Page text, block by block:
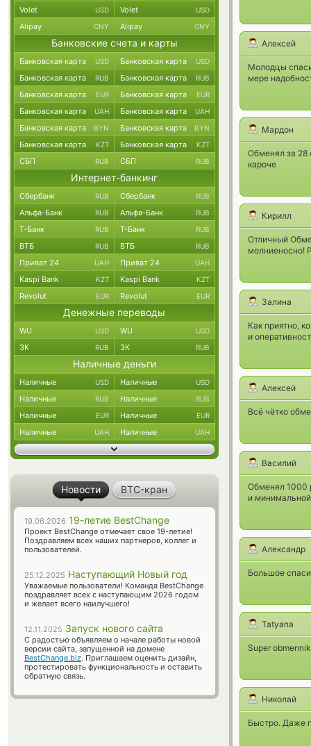
Алексей
Молодцы
мере
Мардон
Обменял за 28
кароче
Кирилл
Отличный
молниеносно!
Залина
Как приятно,
и
Алексей
Всё чётко
Василий
Обменял 1000
и
Александр
Большое
Tatyana
Super
Николай
Быстро. Даже
Volet USD Volet USD
Alipay CNY Alipay CNY
Банковские счета и карты
Банковская карта USD Банковская карта USD
Банковская карта RUB Банковская карта RUB
Банковская карта EUR Банковская карта EUR
Банковская карта UAH Банковская карта UAH
Банковская карта BYN Банковская карта BYN
Банковская карта KZT Банковская карта KZT
СБП RUB СБП RUB
Интернет-банкинг
Сбербанк RUB Сбербанк RUB
Альфа-Банк RUB Альфа-Банк RUB
Т-Банк RUB Т-Банк RUB
ВТБ RUB ВТБ RUB
Приват 24 UAH Приват 24 UAH
Kaspi Bank KZT Kaspi Bank KZT
Revolut EUR Revolut EUR
Денежные переводы
WU USD WU USD
ЗК RUB ЗК RUB
Наличные деньги
Наличные USD Наличные USD
Наличные RUB Наличные RUB
Наличные EUR Наличные EUR
Наличные UAH Наличные UAH
Новости BTC-кран
19.06.2026 19-летие BestChange
Проект BestChange отмечает свое 19-летие!
Поздравляем всех наших партнеров, коллег и
пользователей.
25.12.2025 Наступающий Новый год
Уважаемые пользователи! Команда BestChange
поздравляет всех с наступающим 2026 годом
и желает всего наилучшего!
12.11.2025 Запуск нового сайта
С радостью объявляем о начале работы новой
версии сайта, запущенной на домене
BestChange.biz. Приглашаем оценить дизайн,
протестировать функциональность и оставить
обратную связь.